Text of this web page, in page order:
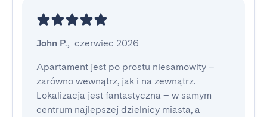
John P., czerwiec 2026
Apartament jest po prostu niesamowity –
zarówno wewnątrz, jak i na zewnątrz.
Lokalizacja jest fantastyczna – w samym
centrum najlepszej dzielnicy miasta, a